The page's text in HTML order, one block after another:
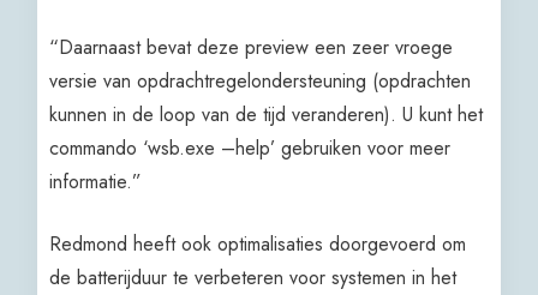
“Daarnaast bevat deze preview een zeer vroege
versie van opdrachtregelondersteuning (opdrachten
kunnen in de loop van de tijd veranderen). U kunt het
commando ‘wsb.exe –help’ gebruiken voor meer
informatie.”
Redmond heeft ook optimalisaties doorgevoerd om
de batterijduur te verbeteren voor systemen in het